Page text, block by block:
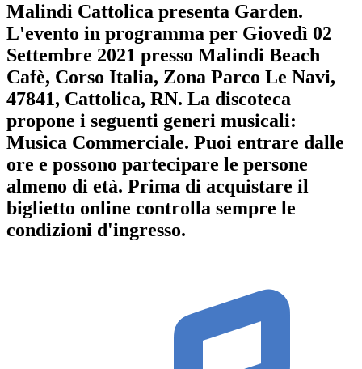
Malindi Cattolica presenta Garden.
L'evento in programma per Giovedì 02
Settembre 2021 presso Malindi Beach
Cafè, Corso Italia, Zona Parco Le Navi,
47841, Cattolica, RN. La discoteca
propone i seguenti generi musicali:
Musica Commerciale. Puoi entrare dalle
ore e possono partecipare le persone
almeno di età. Prima di acquistare il
biglietto online controlla sempre le
condizioni d'ingresso.